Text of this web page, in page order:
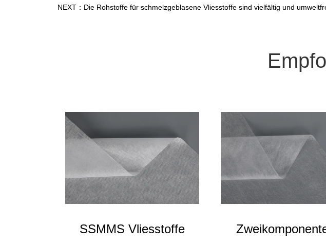
NEXT：Die Rohstoffe für schmelzgeblasene Vliesstoffe sind vielfältig und
SSMMS Vliesstoffe